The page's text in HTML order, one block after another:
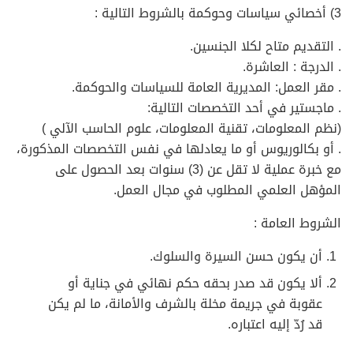
3) أخصائي سياسات وحوكمة بالشروط التالية :
. التقديم متاح لكلا الجنسين.
. الدرجة : العاشرة.
. مقر العمل: المديرية العامة للسياسات والحوكمة.
. ماجستير في أحد التخصصات التالية:
(نظم المعلومات، تقنية المعلومات، علوم الحاسب الآلي )
. أو بكالوريوس أو ما يعادلها في نفس التخصصات المذكورة،
مع خبرة عملية لا تقل عن (3) سنوات بعد الحصول على
المؤهل العلمي المطلوب في مجال العمل.
الشروط العامة :
أن يكون حسن السيرة والسلوك.
ألا يكون قد صدر بحقه حكم نهائي في جناية أو
عقوبة في جريمة مخلة بالشرف والأمانة، ما لم يكن
قد رُدّ إليه اعتباره.